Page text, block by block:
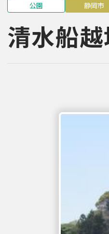
公園 静岡市
清水船